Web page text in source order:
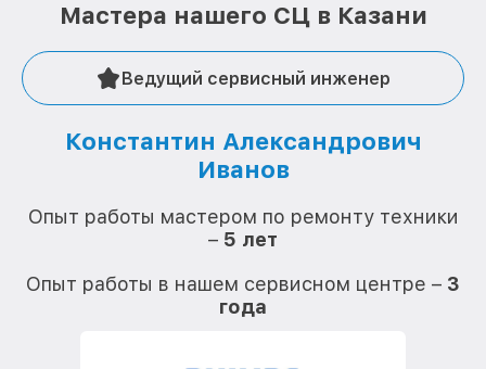
Мастера нашего СЦ в Казани
Ведущий сервисный инженер
Константин Александрович
Иванов
Опыт работы мастером по ремонту техники
– 5 лет
Опыт работы в нашем сервисном центре – 3
года